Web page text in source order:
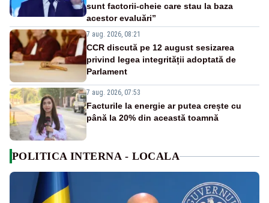
sunt factorii-cheie care stau la baza
acestor evaluări”
7 aug. 2026, 08:21
CCR discută pe 12 august sesizarea
privind legea integrității adoptată de
Parlament
7 aug. 2026, 07:53
Facturile la energie ar putea crește cu
până la 20% din această toamnă
POLITICA INTERNA - LOCALA